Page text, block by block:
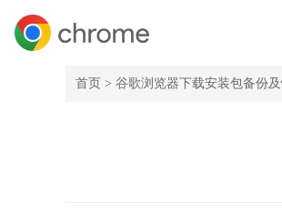
首页 > 谷歌浏览器下载安装包备份